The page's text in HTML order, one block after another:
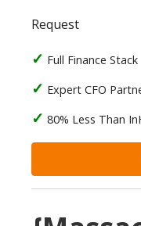
Request
Full Finance Stack
Expert CFO
80% Less Than